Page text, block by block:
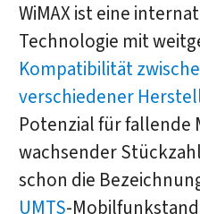
WiMAX ist eine
Technologie mit
Kompatibilität
verschiedener
Potenzial für fallende
wachsender
schon die
UMTS-